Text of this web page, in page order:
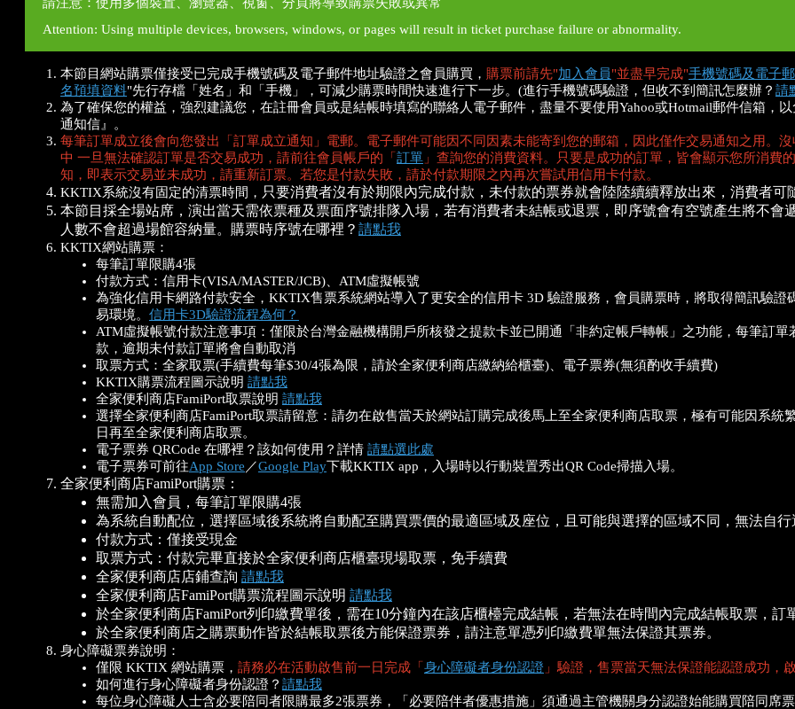
Attention: Using multiple devices, browsers, windows, or pages will result in ticket purchase failure or abnormality.
本節目網站購票僅接受已完成手機號碼及電子郵件地址驗證之會員購買， 購票前請先"加入會員"並盡早完成"手機號碼及電子
名預填資料"先行存檔「姓名」和「手機」，可減少購票時間快速進行下一步。(進行手機號碼驗證，但收不到簡訊怎麼辦？ 請
為了確保您的權益，強烈建議您，在註冊會員或是結帳時填寫的聯絡人電子郵件，盡量不要使用Yahoo或Hotmail郵件信箱，
通知信』。
每筆訂單成立後會向您發出「訂單成立通知」電郵。電子郵件可能因不同因素未能寄到您的郵箱，因此僅作交易通知之用。
中 一旦無法確認訂單是否交易成功，請前往會員帳戶的「訂單 」查詢您的消費資料。只要是成功的訂單，皆會顯示您所消費
知，即表示交易並未成功，請重新訂票。若您是付款失敗，請於付款期限之內再次嘗試用信用卡付款。
KKTIX系統沒有固定的清票時間， 只要消費者沒有於期限內完成付款，未付款的票券就會陸陸續續釋放出來，消費者可
本節目採全場站席，演出當天需依票種及票面序號排隊入場，若有消費者未結帳或退票，即序號會有空號產生將不
人數不會超過場館容納量。購票時序號在哪裡？ 請點我
KKTIX網站購票：
每筆訂單限購4張
付款方式：信用卡(VISA/MASTER/JCB)、ATM虛擬帳號
為強化信用卡網路付款安全，KKTIX售票系統網站導入了更安全的信用卡 3D 驗證服務，會員購票時，將取得簡訊驗
易環境。 信用卡3D驗證流程為何？
ATM虛擬帳號付款注意事項：僅限於台灣金融機構開戶所核發之提款卡並已開通「非約定帳戶轉帳」之功能，每筆訂
款，逾期未付款訂單將會自動取消
取票方式：全家取票(手續費每筆$30/4張為限，請於全家便利商店繳納給櫃臺)、電子票券(無須酌收手續費)
KKTIX購票流程圖示說明 請點我
全家便利商店FamiPort取票說明 請點我
選擇全家便利商店FamiPort取票請留意：請勿在啟售當天於網站訂購完成後馬上至全家便利商店取票，極有可能因系
日再至全家便利商店取票。
電子票券 QRCode 在哪裡？該如何使用？詳情 請點選此處
電子票券可前往App Store ／Google Play下載KKTIX app，入場時以行動裝置秀出QR Code掃描入場。
全家便利商店FamiPort購票：
無需加入會員，每筆訂單限購4張
為系統自動配位，選擇區域後系統將自動配至購買票價的最適區域及座位，且可能與選擇的區域不同，無法自行
付款方式：僅接受現金
取票方式：付款完畢直接於全家便利商店櫃臺現場取票，免手續費
全家便利商店店鋪查詢 請點我
全家便利商店FamiPort購票流程圖示說明 請點我
於全家便利商店FamiPort列印繳費單後，需在10分鐘內在該店櫃檯完成結帳，若無法在時間內完成結帳取票，
於全家便利商店之購票動作皆於結帳取票後方能保證票券，請注意單憑列印繳費單無法保證其票券。
身心障礙票券說明：
僅限 KKTIX 網站購票， 請務必在活動啟售前一日完成「身心障礙者身份認證 」驗證，售票當天無法保證能認證成功，
如何進行身心障礙者身份認證？ 請點我
每位身心障礙人士含必要陪同者限購最多2張票券，「必要陪伴者優惠措施」須通過主管機關身分認證始能購買陪同席